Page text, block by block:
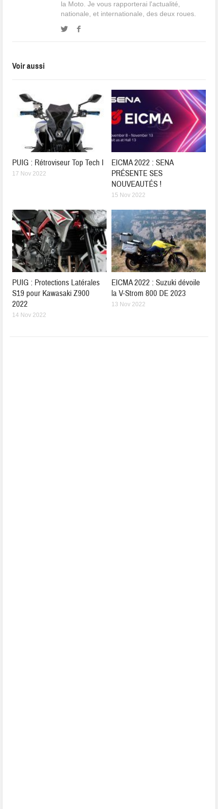
la Moto. Je vous rapporterai l'actualité,
nationale, et internationale, des deux roues.
Voir aussi
PUIG : Rétroviseur Top Tech I
17 Nov 2022
EICMA 2022 : SENA
PRÉSENTE SES
NOUVEAUTÉS !
15 Nov 2022
PUIG : Protections Latérales
S19 pour Kawasaki Z900
2022
14 Nov 2022
EICMA 2022 : Suzuki dévoile
la V-Strom 800 DE 2023
13 Nov 2022